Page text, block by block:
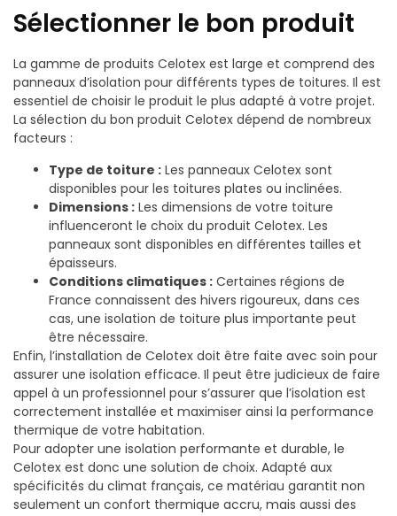
Sélectionner le bon produit
La gamme de produits Celotex est large et comprend des
panneaux d’isolation pour différents types de toitures. Il est
essentiel de choisir le produit le plus adapté à votre projet.
La sélection du bon produit Celotex dépend de nombreux
facteurs :
Type de toiture : Les panneaux Celotex sont
disponibles pour les toitures plates ou inclinées.
Dimensions : Les dimensions de votre toiture
influenceront le choix du produit Celotex. Les
panneaux sont disponibles en différentes tailles et
épaisseurs.
Conditions climatiques : Certaines régions de
France connaissent des hivers rigoureux, dans ces
cas, une isolation de toiture plus importante peut
être nécessaire.
Enfin, l’installation de Celotex doit être faite avec soin pour
assurer une isolation efficace. Il peut être judicieux de faire
appel à un professionnel pour s’assurer que l’isolation est
correctement installée et maximiser ainsi la performance
thermique de votre habitation.
Pour adopter une isolation performante et durable, le
Celotex est donc une solution de choix. Adapté aux
spécificités du climat français, ce matériau garantit non
seulement un confort thermique accru, mais aussi des